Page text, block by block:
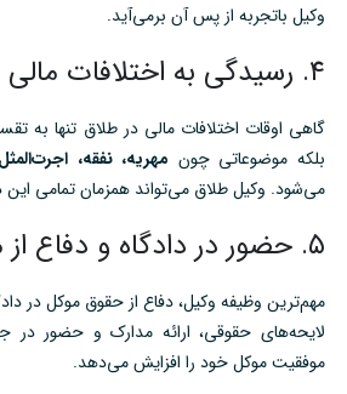
وکیل باتجربه از پس آن برمی‌آید.
۴. رسیدگی به اختلافات مالی جانبی
گاهی اوقات اختلافات مالی در طلاق تنها به
بلکه موضوعاتی چون مهریه، نفقه،
می‌شود. وکیل طلاق می‌تواند همزمان تمامی این
۵. حضور در دادگاه و دفاع از موکل
مهم‌ترین وظیفه وکیل، دفاع از حقوق موکل در
لایحه‌های حقوقی، ارائه مدارک و حضور
موفقیت موکل خود را افزایش می‌دهد.